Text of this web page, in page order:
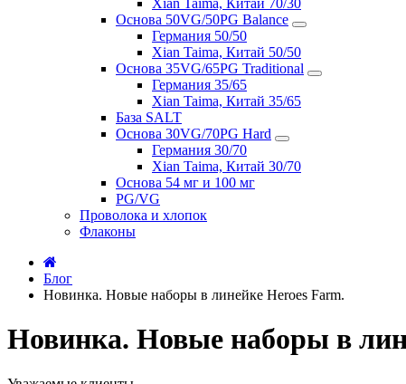
Xian Taima, Китай 70/30
Основа 50VG/50PG Balance
Германия 50/50
Xian Taima, Китай 50/50
Основа 35VG/65PG Traditional
Германия 35/65
Xian Taima, Китай 35/65
База SALT
Основа 30VG/70PG Hard
Германия 30/70
Xian Taima, Китай 30/70
Основа 54 мг и 100 мг
PG/VG
Проволока и хлопок
Флаконы
Блог
Новинка. Новые наборы в линейке Heroes Farm.
Новинка. Новые наборы в